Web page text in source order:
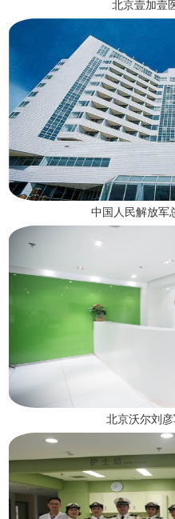
北京壹加壹
中国人民解放军
北京沃尔刘